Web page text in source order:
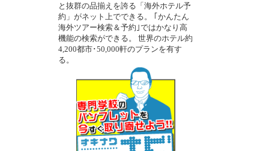
と抜群の品揃えを誇る「海外ホテル予
約」がネット上でできる。 ｢かんたん
海外ツアー検索＆予約｣ではかなり高
機能の検索ができる。 世界のホテル約
4,200都市･50,000軒のプランを有す
る。